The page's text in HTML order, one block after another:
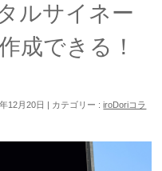
ルサイネー
成できる！
12月20日 カテゴリー :iroDoriコラ